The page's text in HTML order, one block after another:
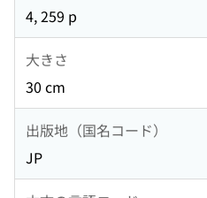
4, 259 p
大きさ
30 cm
出版地（国名コード）
JP